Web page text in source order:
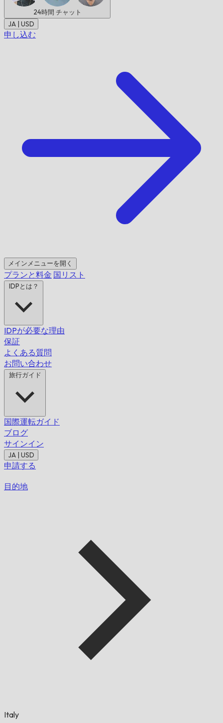
24時間 チャット
JA | USD
申し込む
メインメニューを開く
プランと料金 国リスト
IDPとは？
IDPが必要な理由
保証
よくある質問
お問い合わせ
旅行ガイド
国際運転ガイド
ブログ
サインイン
JA | USD
申請する
目的地
Italy